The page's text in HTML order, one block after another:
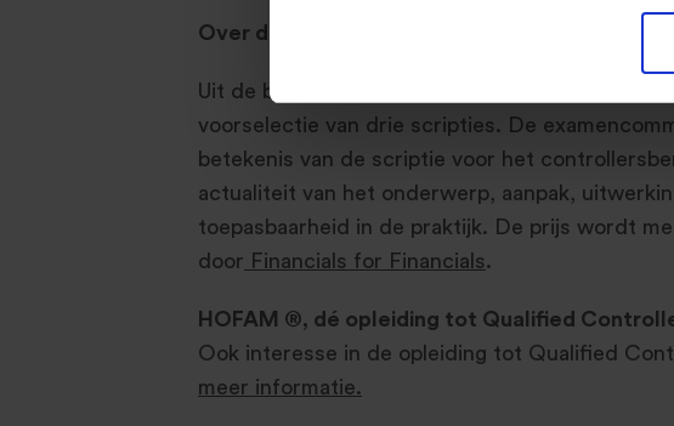
Over de HOFAM ® scriptieprijs
Uit de best beoordeelde scripties maakten de
voorselectie van drie scripties. De
betekenis van de scriptie voor het
actualiteit van het onderwerp, aanpak,
toepasbaarheid in de praktijk. De prijs wordt
door Financials for Financials.
HOFAM ®, dé opleiding tot Qualified
Ook interesse in de opleiding tot Qualified
meer informatie.